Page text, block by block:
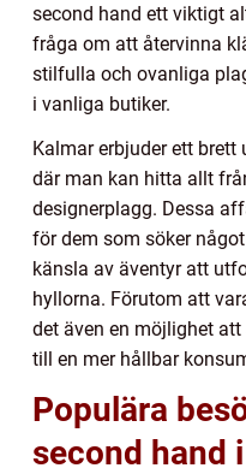
second hand ett viktigt
fråga om att återvinna
stilfulla och ovanliga
i vanliga butiker.
Kalmar erbjuder ett
där man kan hitta allt
designerplagg. Dessa
för dem som söker
känsla av äventyr att
hyllorna. Förutom att
det även en möjlighet
till en mer hållbar
Populära
second hand